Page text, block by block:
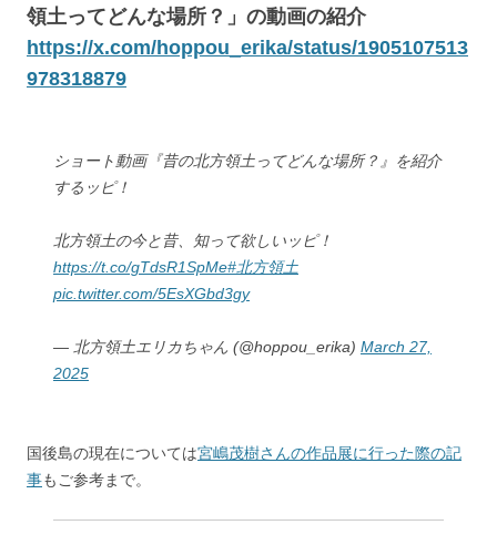
領土ってどんな場所？」の動画の紹介
https://x.com/hoppou_erika/status/1905107513
978318879
ショート動画『昔の北方領土ってどんな場所？』を紹介
するッピ！
北方領土の今と昔、知って欲しいッピ！
https://t.co/gTdsR1SpMe#北方領土
pic.twitter.com/5EsXGbd3gy
— 北方領土エリカちゃん (@hoppou_erika) March 27,
2025
国後島の現在については宮嶋茂樹さんの作品展に行った際の記
事もご参考まで。